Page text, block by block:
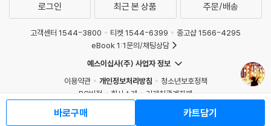
바로구매 카트담기
로그인 최근 본 상품 주문/배송
고객센터 1544-3800 티켓 1544-6399
중고샵 1566-4295
eBook 1:1문의/채팅상담
예스이십사(주) 사업자 정보
이용약관
개인정보처리방침
청소년보호정책
PC버전
회사소개
거래처관계자께
Copyright © YES24 Corp. All Rights Reserved.